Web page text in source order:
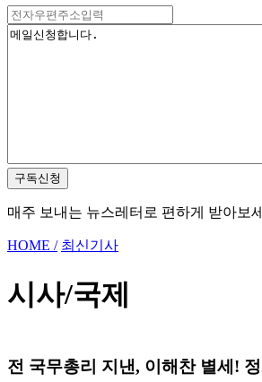
구독신청
매주 보내는 뉴스레터로 편하게 받아보
HOME / 최신기사
시사/국제
전 국무총리 지낸, 이해찬 별세!